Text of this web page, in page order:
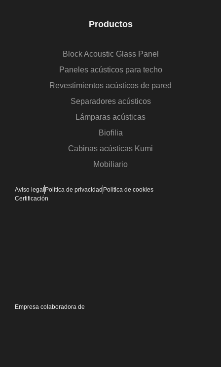
Productos
Block Acoustic Glass Panel
Paneles acústicos para techo
Revestimientos acústicos de pared
Separadores acústicos
Lámparas acústicas
Biofilia
Cabinas acústicas Kumi
Mobiliario
Empresa colaboradora de
Aviso legal Política de privacidad Política de cookies
Certificación